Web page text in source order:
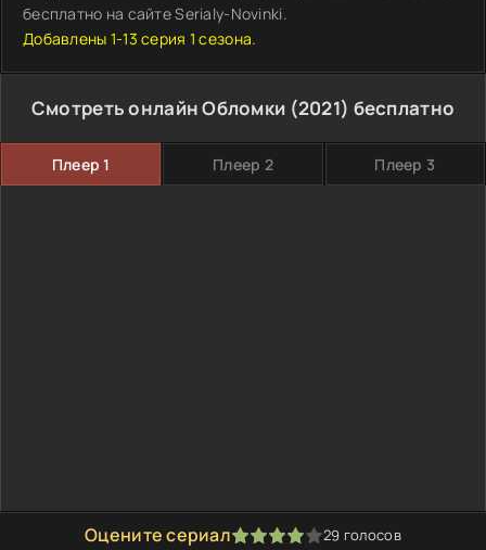
бесплатно на сайте Serialy-Novinki.
Добавлены 1-13 серия 1 сезона.
Смотреть онлайн Обломки (2021) бесплатно
Плеер 1 Плеер 2 Плеер 3
Оцените сериал
1 2 3 4 5 29 голосов